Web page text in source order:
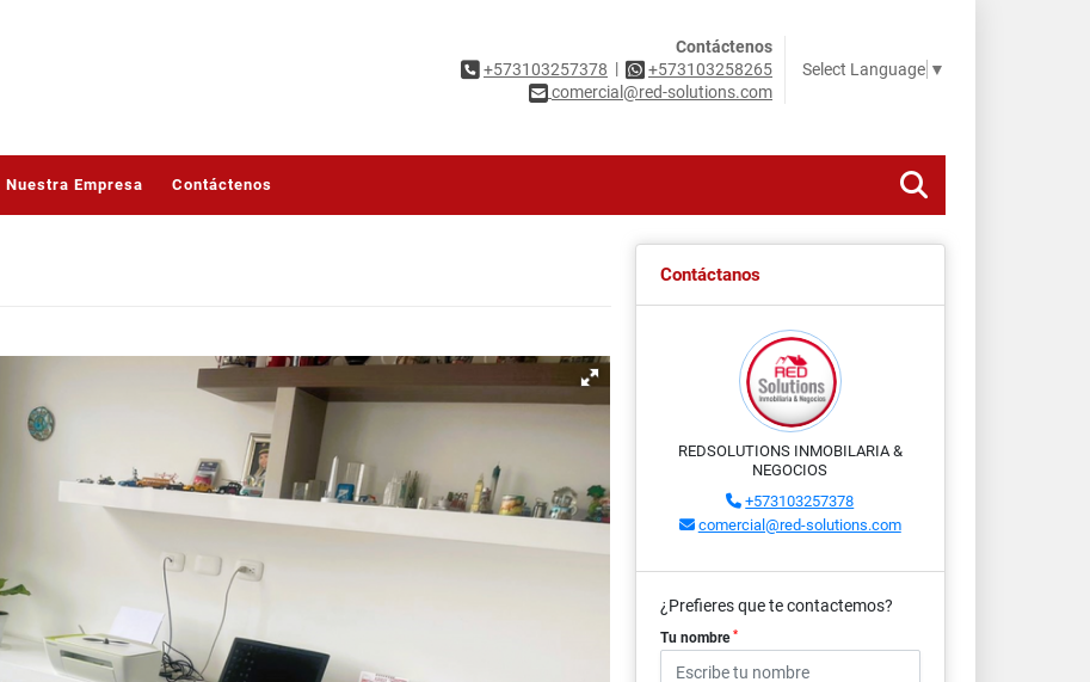
Contáctenos
+573103257378 |
+573103258265
comercial@red-solutions.com
Select Language ▼
Nuestra Empresa Contáctenos
Contáctanos
REDSOLUTIONS INMOBILARIA &
NEGOCIOS
+573103257378
comercial@red-solutions.com
¿Prefieres que te contactemos?
Tu nombre *